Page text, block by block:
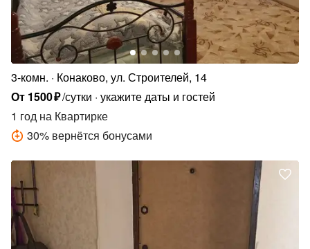
3-комн.
Конаково, ул. Строителей, 14
От 1500₽/сутки укажите даты и гостей
1 год на Квартирке
30% вернётся бонусами